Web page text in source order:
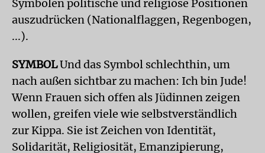
Symbolen politische und religiöse Positionen
auszudrücken (Nationalflaggen, Regenbogen,
...).
SYMBOLUnd das Symbol schlechthin, um
nach außen sichtbar zu machen: Ich bin Jude!
Wenn Frauen sich offen als Jüdinnen zeigen
wollen, greifen viele wie selbstverständlich
zur Kippa. Sie ist Zeichen von Identität,
Solidarität, Religiosität, Emanzipierung,